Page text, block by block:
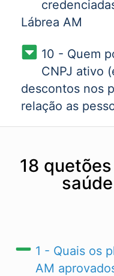
Lábrea AM
10 - Quem
CNPJ ativo
descontos nos
relação as
18
1 - Quais os
AM​